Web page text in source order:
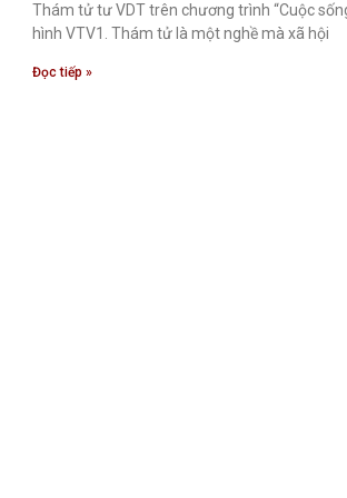
Thám tử tư VDT trên chương trình “Cuộc
hình VTV1. Thám tử là một nghề mà xã hội
Đọc tiếp »